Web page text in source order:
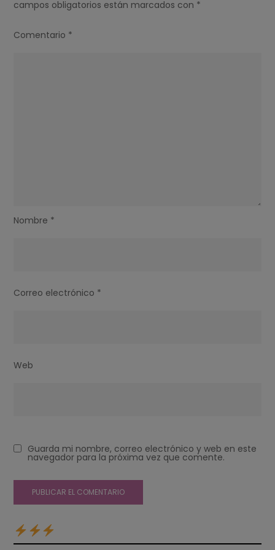
campos obligatorios están marcados con *
Comentario *
Nombre *
Correo electrónico *
Web
Guarda mi nombre, correo electrónico y web en este
navegador para la próxima vez que comente.